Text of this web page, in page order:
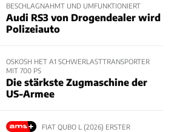
BESCHLAGNAHMT UND UMFUNKTIONIERT
Audi RS3 von Drogendealer wird
Polizeiauto
OSKOSH HET A1 SCHWERLASTTRANSPORTER
MIT 700 PS
Die stärkste Zugmaschine der
US-Armee
FIAT QUBO L (2026) ERSTER